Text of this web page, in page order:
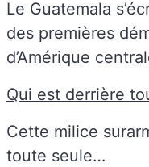
Le Guatemala
des premières
d’Amérique
Qui est derrière
Cette milice
toute seule…